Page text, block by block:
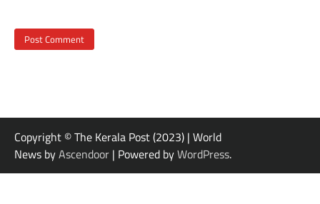
Copyright © The Kerala Post (2023) | World
News byAscendoor | Powered byWordPress.